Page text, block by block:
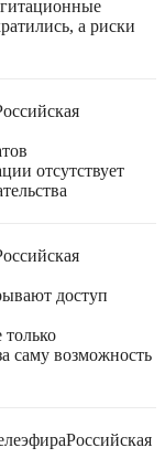
а риски
отсутствует
доступ
саму возможность
Российская